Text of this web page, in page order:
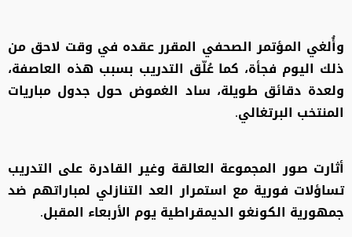
وأُلغي المؤتمر الصحفي المقرر عقده في وقت لاحق من
ذلك اليوم فجأة، كما عُلّق التدريب بسبب هذه العاصفة،
ولعدة دقائق طويلة، ساد الغموض حول جدول مباريات
المنتخب البرتغالي.
أثارت صور المجموعة العالقة وغير القادرة على التدريب
تساؤلات فورية مع استمرار العد التنازلي لمباراتهم ضد
جمهورية الكونغو الديمقراطية يوم الأربعاء المقبل.